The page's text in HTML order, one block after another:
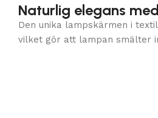
Naturlig elegans
Den unika lampskärmen i
vilket gör att lampan smälter